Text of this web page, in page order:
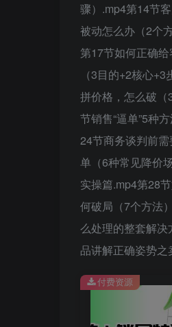
骤）.mp4第14节
被动怎么办（2个
第17节如何正确
（3目的+2核心
拼价格，怎么破（
节销售“逼单”5种
24节商务谈判前
单（6种常见降价
实操篇.mp4第28
何破局（7个方法
么处理的整套解
品讲解正确姿势
付费资源